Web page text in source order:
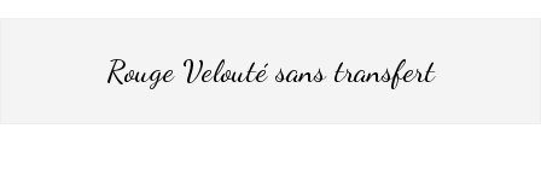
Rouge Velouté sans transfert